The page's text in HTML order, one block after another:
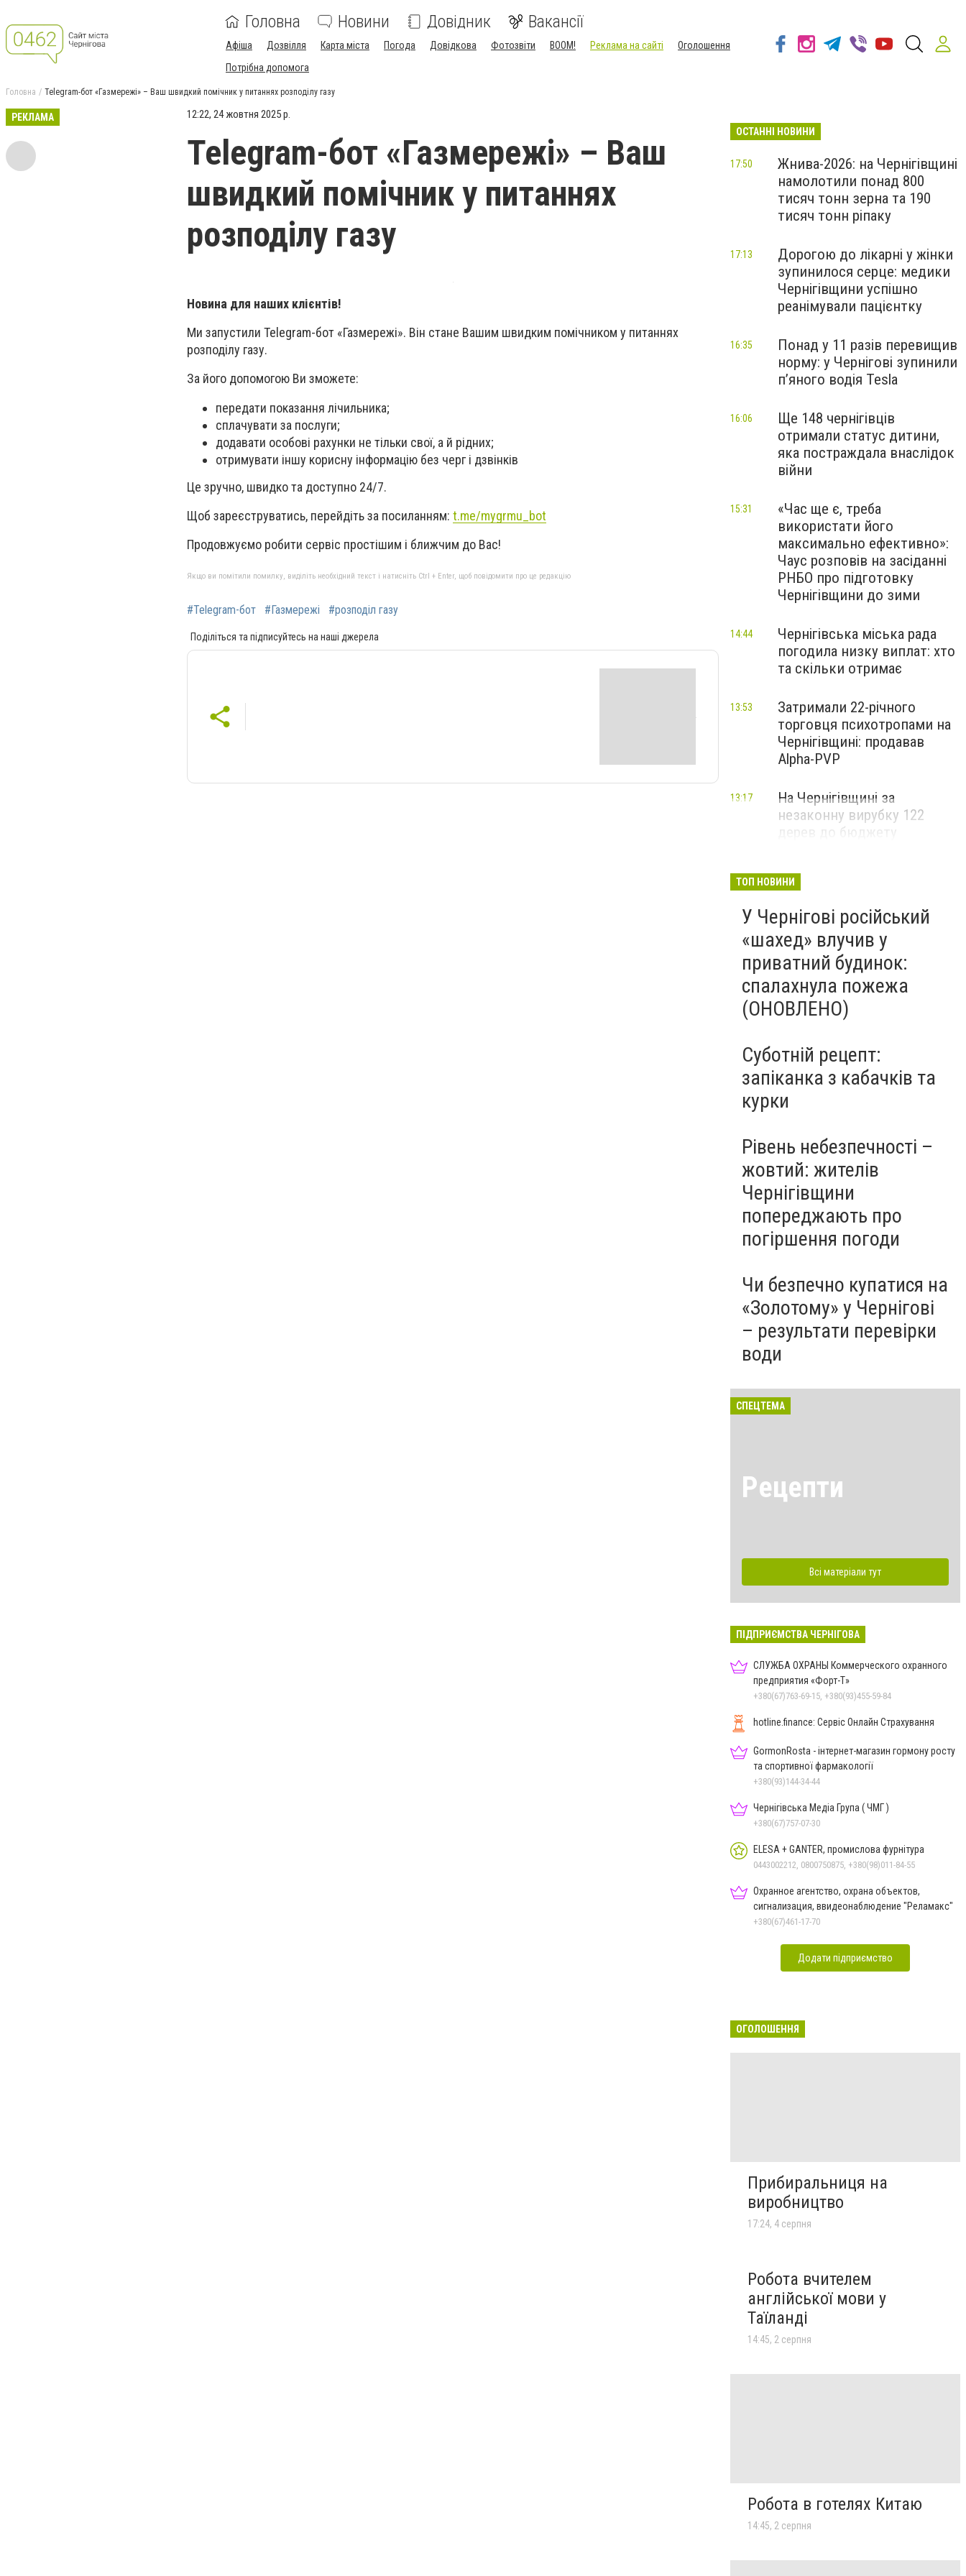
Головна Новини Довідник Вакансії
Афіша Дозвілля Карта міста Погода Довідкова Фотозвіти BOOM! Реклама на сайті
Оголошення
Потрібна допомога
Головна Telegram-бот «Газмережі» – Ваш швидкий помічник у питаннях розподілу газу
РЕКЛАМА 12:22, 24 жовтня 2025 р.
Telegram-бот «Газмережі» – Ваш
швидкий помічник у питаннях
розподілу газу
Новина для наших клієнтів!
Ми запустили Telegram-бот «Газмережі». Він стане Вашим швидким помічником у питаннях
розподілу газу.
За його допомогою Ви зможете:
передати показання лічильника;
сплачувати за послуги;
додавати особові рахунки не тільки свої, а й рідних;
отримувати іншу корисну інформацію без черг і дзвінків
Це зручно, швидко та доступно 24/7.
Щоб зареєструватись, перейдіть за посиланням: t.me/mygrmu_bot
Продовжуємо робити сервіс простішим і ближчим до Вас!
Якщо ви помітили помилку, виділіть необхідний текст і натисніть Ctrl + Enter, щоб повідомити про це редакцію
#Telegram-бот #Газмережі #розподіл газу
Поділіться та підписуйтесь на наші джерела
ОСТАННІ НОВИНИ
Жнива-2026: на Чернігівщині
намолотили понад 800
тисяч тонн зерна та 190
тисяч тонн ріпаку
17:50
Дорогою до лікарні у жінки
зупинилося серце: медики
Чернігівщини успішно
реанімували пацієнтку
17:13
Понад у 11 разів перевищив
норму: у Чернігові зупинили
пʼяного водія Tesla
16:35
Ще 148 чернігівців
отримали статус дитини,
яка постраждала внаслідок
війни
16:06
«Час ще є, треба
використати його
максимально ефективно»:
Чаус розповів на засіданні
РНБО про підготовку
Чернігівщини до зими
15:31
Чернігівська міська рада
погодила низку виплат: хто
та скільки отримає
14:44
Затримали 22-річного
торговця психотропами на
Чернігівщині: продавав
Alpha-PVP
13:53
На Чернігівщині за
незаконну вирубку 122
дерев до бюджету
13:17
ТОП НОВИНИ
У Чернігові російський
«шахед» влучив у
приватний будинок:
спалахнула пожежа
(ОНОВЛЕНО)
Суботній рецепт:
запіканка з кабачків та
курки
Рівень небезпечності –
жовтий: жителів
Чернігівщини
попереджають про
погіршення погоди
Чи безпечно купатися на
«Золотому» у Чернігові
– результати перевірки
води
СПЕЦТЕМА
Рецепти
Всі матеріали тут
ПІДПРИЄМСТВА ЧЕРНІГОВА
СЛУЖБА ОХРАНЫ Коммерческого охранного
предприятия «Форт-Т»
+380(67)763-69-15, +380(93)455-59-84
hotline.finance: Сервіс Онлайн Страхування
GormonRosta - інтернет-магазин гормону росту
та спортивної фармакології
+380(93)144-34-44
Чернігівська Медіа Група ( ЧМГ )
+380(67)757-07-30
ELESA + GANTER, промислова фурнітура
0443002212, 0800750875, +380(98)011-84-55
Охранное агентство, охрана объектов,
сигнализация, ввидеонаблюдение "Реламакс"
+380(67)461-17-70
Додати підприємство
ОГОЛОШЕННЯ
Прибиральниця на
виробництво
17:24, 4 серпня
Робота вчителем
англійської мови у
Таїланді
14:45, 2 серпня
Робота в готелях Китаю
14:45, 2 серпня